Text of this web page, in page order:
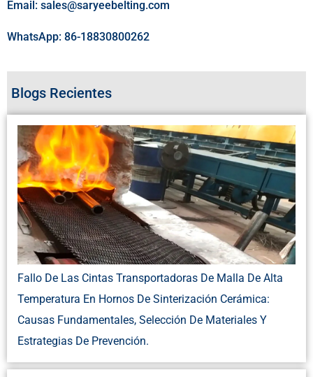
Email: sales@saryeebelting.com
WhatsApp: 86-18830800262
Blogs Recientes
Fallo De Las Cintas Transportadoras De Malla De Alta
Temperatura En Hornos De Sinterización Cerámica:
Causas Fundamentales, Selección De Materiales Y
Estrategias De Prevención.